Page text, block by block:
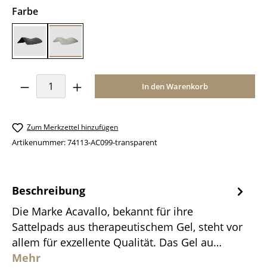
Farbeauswählen
black transparent
Produkt Anzahl: Gib den gewünschten
In den Warenkorb
Zum Merkzettel hinzufügen
Artikenummer:74113-AC099-transparent
Beschreibung
Die Marke Acavallo, bekannt für ihre
Sattelpads aus therapeutischem Gel, steht vor
allem für exzellente Qualität. Das Gel au…
Mehr